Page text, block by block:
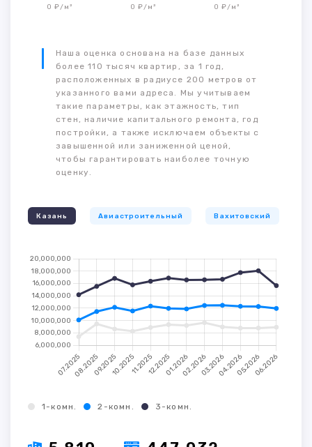
0 ₽/м² 0 ₽/м² 0 ₽/м²
Наша оценка основана на базе данных
более 110 тысяч квартир, за 1 год,
расположенных в радиусе 200 метров от
указанного вами адреса. Мы учитываем
такие параметры, как этажность, тип
стен, наличие капитального ремонта, год
постройки, а также исключаем объекты с
завышенной или заниженной ценой,
чтобы гарантировать наиболее точную
оценку.
Казань Авиастроительный Вахитовский
1-комн. 2-комн. 3-комн.